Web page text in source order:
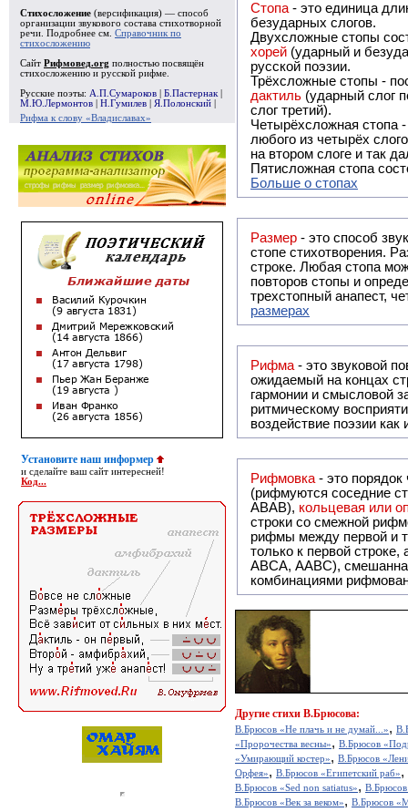
Стихосложение (версификация) — способ
организации звукового состава стихотворной
речи. Подробнее см. Справочник по
стихосложению
Сайт Рифмовед.org полностью посвящён
стихосложению и русской рифме.
Русские поэты: А.П.Сумароков Б.Пастернак
М.Ю.Лермонтов
Н.Гумилев Я.Полонский
Рифма к слову «Владиславах»
Установите наш информер
и сделайте ваш сайт интересней!
Код...
Стопа - это единица
безударных слогов.
Двухсложные стопы
хорей (ударный и
русской поэзии.
Трёхсложные стопы -
дактиль (ударный слог
слог третий).
Четырёхсложная стопа
любого из четырёх
на втором слоге и так
Пятисложная стопа
Больше о стопах
Размер - это способ
стопе стихотворения.
строке. Любая стопа
повторов стопы и
трехстопный анапест,
размерах
Рифма - это звуковой повтор, традиционно используемый в поэзии и, как
ожидаемый на концах
гармонии и смысловой
ритмическому
воздействие поэзии
Рифмовка - это
(рифмуются соседние
ABAB), кольцевая или
строки со смежной
рифмы между первой и
только к первой
ABCA, AABC), смешанная или вольная рифмовка (рифмовка в сложных строфах с различными
комбинациями
Другие стихи В.Брюсова:
В.Брюсов «Не плачь и не думай...»,
«Пророчества весны», В.Брюсов
«Умирающий костер», В.Брюсов
Орфея», В.Брюсов «Египетский раб»,
В.Брюсов «Sed non satiatus»,
В.Брюсов «Век за веком», В.Брюсов